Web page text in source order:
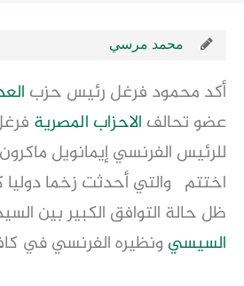
محمد مرسي
أكد محمود فرغل رئيس حزب
عضو تحالف الاحزاب المصرية
للرئيس الفرنسي إيمانويل
اختتم والتي أحدثت زخما دوليا
ظل حالة التوافق الكبير بين
السيسي ونظيره الفرنسي في